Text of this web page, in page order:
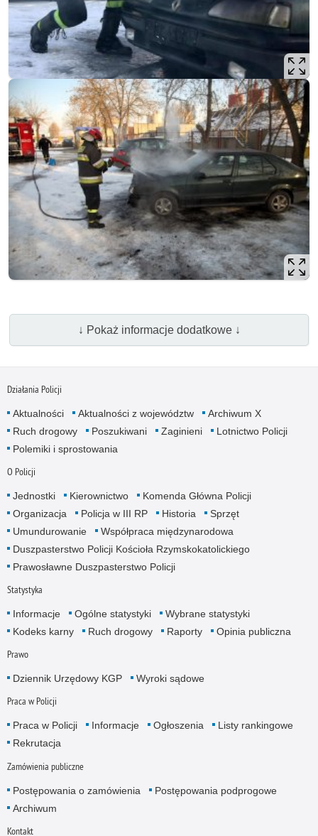
↓ Pokaż informacje dodatkowe ↓
Działania Policji
Aktualności Aktualności z województw
Archiwum X
Ruch drogowy
Poszukiwani Zaginieni
Lotnictwo Policji
Polemiki i sprostowania
O Policji
Jednostki Kierownictwo
Komenda Główna Policji
Organizacja
Policja w III RP Historia
Sprzęt
Umundurowanie
Współpraca międzynarodowa
Duszpasterstwo Policji Kościoła Rzymskokatolickiego
Prawosławne Duszpasterstwo Policji
Statystyka
Informacje Ogólne statystyki
Wybrane statystyki
Kodeks karny
Ruch drogowy Raporty Opinia publiczna
Prawo
Dziennik Urzędowy KGP Wyroki sądowe
Praca w Policji
Praca w Policji Informacje Ogłoszenia
Listy rankingowe
Rekrutacja
Zamówienia publiczne
Postępowania o zamówienia
Postępowania podprogowe
Archiwum
Kontakt